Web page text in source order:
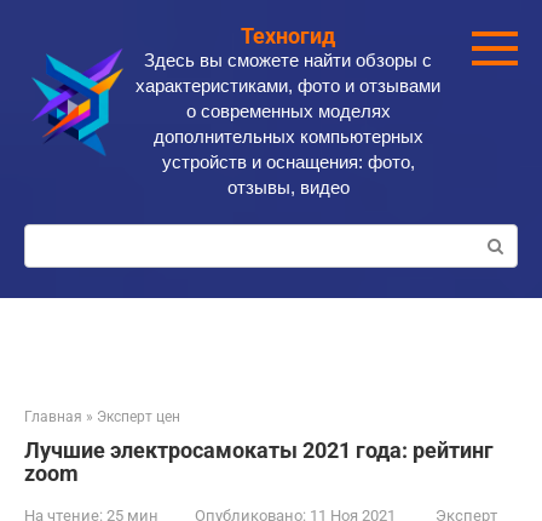
контенту
Техногид
Здесь вы сможете найти обзоры с
характеристиками, фото и отзывами
о современных моделях
дополнительных компьютерных
устройств и оснащения: фото,
отзывы, видео
Поиск:
Главная » Эксперт цен
Лучшие электросамокаты 2021 года: рейтинг
zoom
На чтение: 25 мин Опубликовано: 11 Ноя 2021
Эксперт